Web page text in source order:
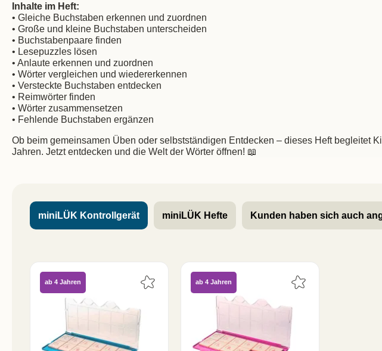
Inhalte im Heft:
• Gleiche Buchstaben erkennen und zuordnen
• Große und kleine Buchstaben unterscheiden
• Buchstabenpaare finden
• Lesepuzzles lösen
• Anlaute erkennen und zuordnen
• Wörter vergleichen und wiedererkennen
• Versteckte Buchstaben entdecken
• Reimwörter finden
• Wörter zusammensetzen
• Fehlende Buchstaben ergänzen
Ob beim gemeinsamen Üben oder selbstständigen Entdecken – dieses Heft begleitet
Jahren. Jetzt entdecken und die Welt der Wörter öffnen! 📖
miniLÜK Kontrollgerät miniLÜK Hefte Kunden haben sich auch
ab 4 Jahren ab 4 Jahren